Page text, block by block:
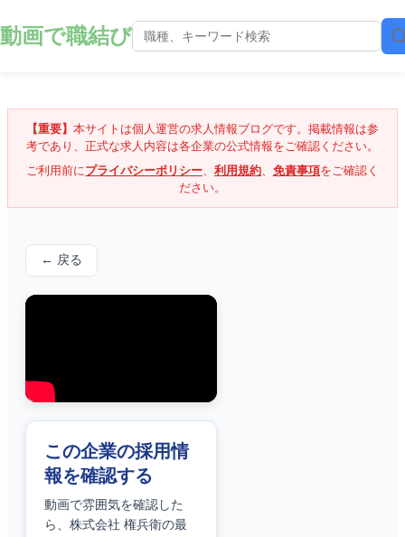
動画で職結び
【重要】 本サイトは個人運営の求人情報ブログです。掲載情報は参
考であり、正式な求人内容は各企業の公式情報をご確認ください。
ご利用前にプライバシーポリシー、 利用規約、 免責事項をご確認く
ださい。
← 戻る
この企業の採用情
報を確認する
動画で雰囲気を確認した
ら、 株式会社 権兵衛の最